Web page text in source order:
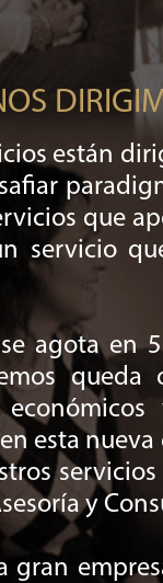
están
que
servicio
agota en
queda
esta
y
gran